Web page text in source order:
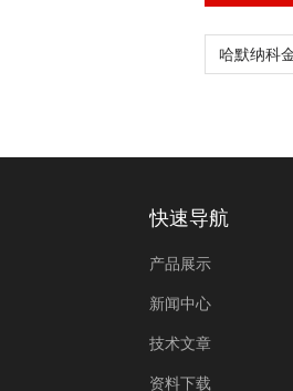
快速导航
产品展示
新闻中心
技术文章
资料下载